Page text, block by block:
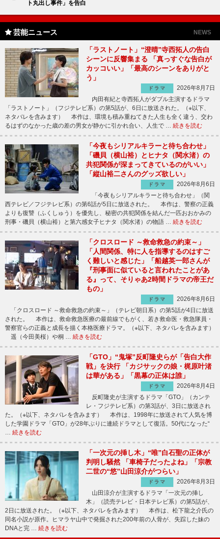
ト丸出し事件」を告白
芸能ニュース NEWS
「ラストノート」“澄晴”寺西拓人の告白
シーンに反響集まる 「真っすぐな告白が
カッコいい」「最高のシーンをありがと
う」
ドラマ
2026年8月7日
内田有紀と寺西拓人がダブル主演するドラマ
「ラストノート」（フジテレビ系）の第5話が、6日に放送された。（※以下、
ネタバレを含みます） 本作は、環境も積み重ねてきた人生も全く違う、交わ
るはずのなかった歳の差の男女が静かに引かれ合い、人生で … 続きを読む
「今夜もシリアルキラーと待ち合わせ」
「磯貝（横山裕）とヒナタ（関水渚）の
共犯関係が深まってきているのがいい」
「縦山裕二さんのグッズ欲しい」
ドラマ
2026年8月6日
「今夜もシリアルキラーと待ち合わせ」（関
西テレビ／フジテレビ系）の第6話が5日に放送された。 本作は、警察の正義
よりも復讐（ふくしゅう）を優先し、秘密の共犯関係を結んだ一匹おおかみの
刑事・磯貝（横山裕）と第六感女子ヒナタ（関水渚）の物語 … 続きを読む
「クロスロード ～救命救急の約束～」
「人間関係、特に人を指導するのはすご
く難しいと感じた」「船越英一郎さんが
『刑事面に似ていると言われたことがあ
る』って、そりゃあ2時間ドラマの帝王だ
もの」
ドラマ
2026年8月6日
「クロスロード ～救命救急の約束～」（テレビ朝日系）の第5話が4日に放送
された。 本作は、救命救急医療の最前線でもがく、若き救命医・救急隊員・
警察官らの正義と成長を描く本格医療ドラマ。（※以下、ネタバレを含みます）
遥（今田美桜）や桐 … 続きを読む
「GTO」“鬼塚”反町隆史らが「告白大作
戦」を決行 「カジサックの娘・梶原叶渚
は華がある」「黒幕の正体は誰」
ドラマ
2026年8月4日
反町隆史が主演するドラマ「GTO」（カンテ
レ・フジテレビ系）の第3話が、3日に放送され
た。（※以下、ネタバレを含みます） 本作は、1998年に放送されて人気を博
した学園ドラマ「GTO」が28年ぶりに連続ドラマとして復活。50代になった“
… 続きを読む
「一次元の挿し木」“唯”白石聖の正体が
判明し騒然 「車椅子だったよね」「宗教
二世の“悠”山田涼介がつらい」
ドラマ
2026年8月3日
山田涼介が主演するドラマ「一次元の挿し
木」（読売テレビ・日本テレビ系）の第5話が、
2日に放送された。（※以下、ネタバレを含みます） 本作は、松下龍之介氏の
同名小説が原作。ヒマラヤ山中で発掘された200年前の人骨が、失踪した妹の
DNAと完 … 続きを読む